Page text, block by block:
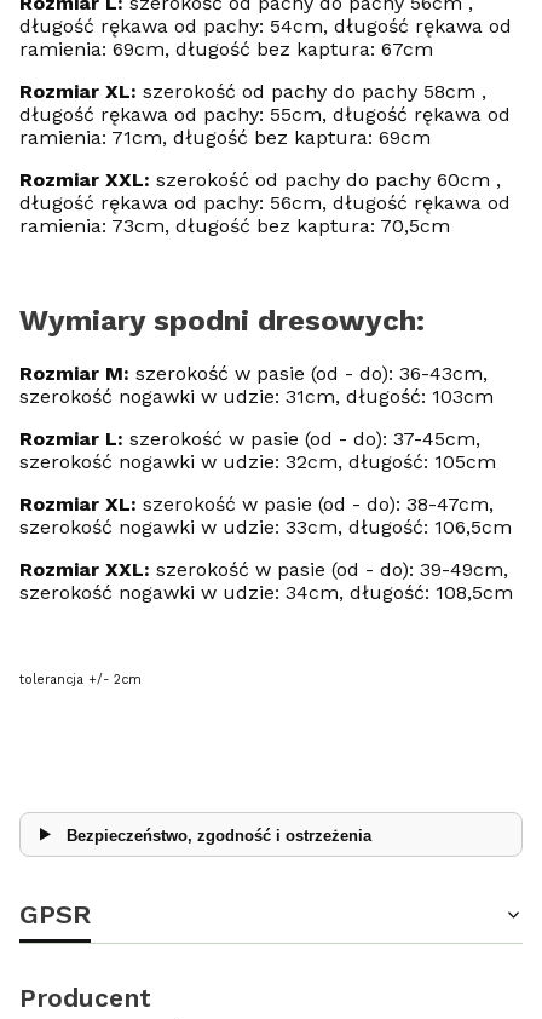
długość rękawa od pachy: 54cm, długość rękawa od
ramienia: 69cm, długość bez kaptura: 67cm
Rozmiar XL: szerokość od pachy do pachy 58cm ,
długość rękawa od pachy: 55cm, długość rękawa od
ramienia: 71cm, długość bez kaptura: 69cm
Rozmiar XXL: szerokość od pachy do pachy 60cm ,
długość rękawa od pachy: 56cm, długość rękawa od
ramienia: 73cm, długość bez kaptura: 70,5cm
Wymiary spodni dresowych:
Rozmiar M: szerokość w pasie (od - do): 36-43cm,
szerokość nogawki w udzie: 31cm, długość: 103cm
Rozmiar L: szerokość w pasie (od - do): 37-45cm,
szerokość nogawki w udzie: 32cm, długość: 105cm
Rozmiar XL: szerokość w pasie (od - do): 38-47cm,
szerokość nogawki w udzie: 33cm, długość: 106,5cm
Rozmiar XXL: szerokość w pasie (od - do): 39-49cm,
szerokość nogawki w udzie: 34cm, długość: 108,5cm
tolerancja +/- 2cm
Bezpieczeństwo, zgodność i ostrzeżenia
GPSR
Producent